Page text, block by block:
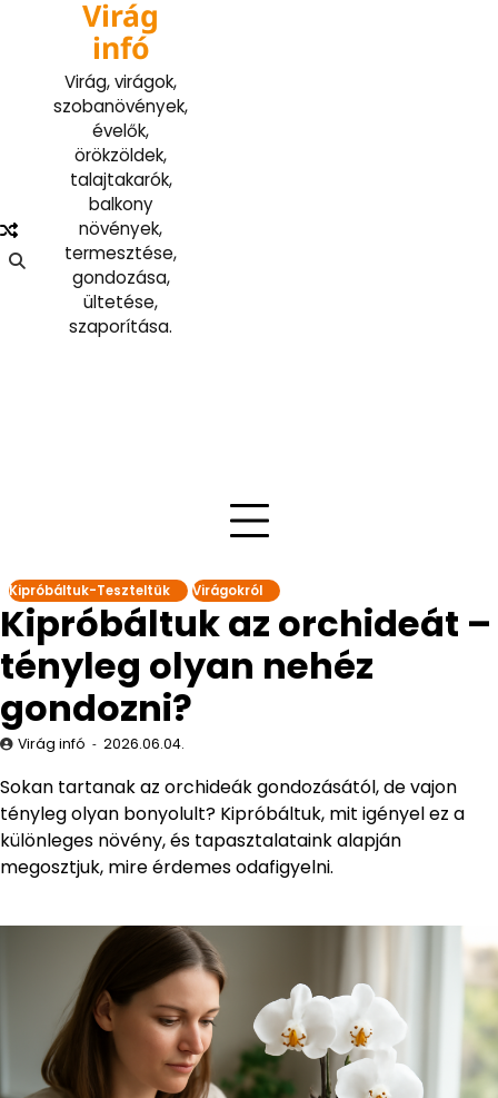
Virág
infó
Virág, virágok,
szobanövények,
évelők,
örökzöldek,
talajtakarók,
balkony
növények,
termesztése,
gondozása,
ültetése,
szaporítása.
Kipróbáltuk-Teszteltük Virágokról
Kipróbáltuk az orchideát –
tényleg olyan nehéz
gondozni?
Virág infó 2026.06.04.
Sokan tartanak az orchideák gondozásától, de vajon
tényleg olyan bonyolult? Kipróbáltuk, mit igényel ez a
különleges növény, és tapasztalataink alapján
megosztjuk, mire érdemes odafigyelni.